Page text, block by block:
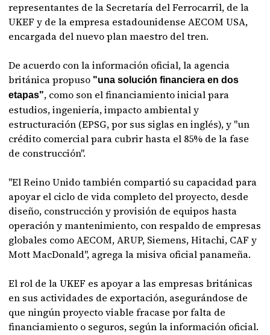
representantes de la Secretaría del Ferrocarril, de la
UKEF y de la empresa estadounidense AECOM USA,
encargada del nuevo plan maestro del tren.
De acuerdo con la información oficial, la agencia
británica propuso "una solución financiera en dos
etapas", como son el financiamiento inicial para
estudios, ingeniería, impacto ambiental y
estructuración (EPSG, por sus siglas en inglés), y "un
crédito comercial para cubrir hasta el 85% de la fase
de construcción".
"El Reino Unido también compartió su capacidad para
apoyar el ciclo de vida completo del proyecto, desde
diseño, construcción y provisión de equipos hasta
operación y mantenimiento, con respaldo de empresas
globales como AECOM, ARUP, Siemens, Hitachi, CAF y
Mott MacDonald", agrega la misiva oficial panameña.
El rol de la UKEF es apoyar a las empresas británicas
en sus actividades de exportación, asegurándose de
que ningún proyecto viable fracase por falta de
financiamiento o seguros, según la información oficial.